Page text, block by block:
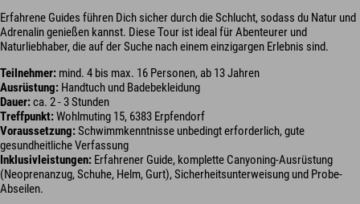
Erfahrene Guides führen Dich sicher durch die Schlucht, sodass du Natur und
Adrenalin genießen kannst. Diese Tour ist ideal für Abenteurer und
Naturliebhaber, die auf der Suche nach einem einzigargen Erlebnis sind.
Teilnehmer: mind. 4 bis max. 16 Personen, ab 13 Jahren
Ausrüstung: Handtuch und Badebekleidung
Dauer:ca. 2 - 3 Stunden
Treffpunkt:Wohlmuting 15, 6383 Erpfendorf
Voraussetzung:Schwimmkenntnisse unbedingt erforderlich, gute
gesundheitliche Verfassung
Inklusivleistungen: Erfahrener Guide, komplette Canyoning-Ausrüstung
(Neoprenanzug, Schuhe, Helm, Gurt), Sicherheitsunterweisung und Probe-
Abseilen.